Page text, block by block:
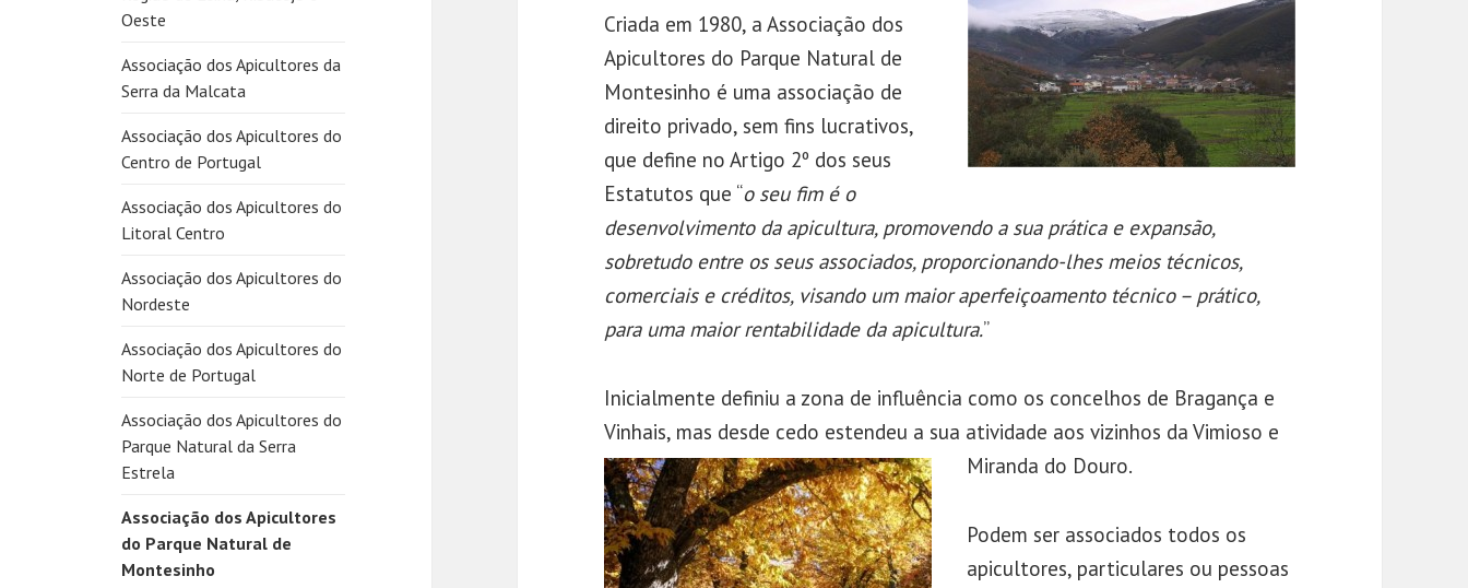
Oeste
Associação dos Apicultores da
Serra da Malcata
Associação dos Apicultores do
Centro de Portugal
Associação dos Apicultores do
Litoral Centro
Associação dos Apicultores do
Nordeste
Associação dos Apicultores do
Norte de Portugal
Associação dos Apicultores do
Parque Natural da Serra
Estrela
Associação dos Apicultores
do Parque Natural de
Montesinho
Criada em 1980, a Associação dos
Apicultores do Parque Natural de
Montesinho é uma associação de
direito privado, sem fins lucrativos,
que define no Artigo 2º dos seus
Estatutos que “o seu fim é o
desenvolvimento da apicultura, promovendo a sua prática e expansão,
sobretudo entre os seus associados, proporcionando-lhes meios técnicos,
comerciais e créditos, visando um maior aperfeiçoamento técnico – prático,
para uma maior rentabilidade da apicultura.”
Inicialmente definiu a zona de influência como os concelhos de Bragança e
Vinhais, mas desde cedo estendeu a sua atividade aos vizinhos da Vimioso e
Miranda do Douro.
Podem ser associados todos os
apicultores, particulares ou pessoas